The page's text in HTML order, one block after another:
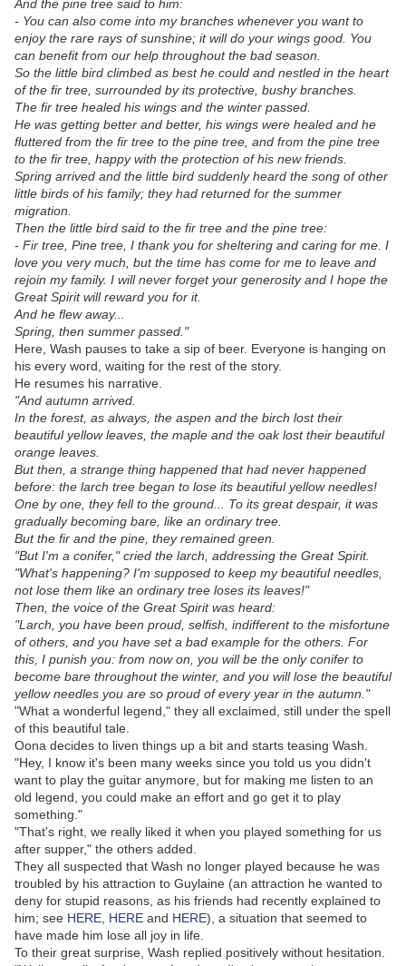
And the pine tree said to him:
- You can also come into my branches whenever you want to
enjoy the rare rays of sunshine; it will do your wings good. You
can benefit from our help throughout the bad season.
So the little bird climbed as best he could and nestled in the heart
of the fir tree, surrounded by its protective, bushy branches.
The fir tree healed his wings and the winter passed.
He was getting better and better, his wings were healed and he
fluttered from the fir tree to the pine tree, and from the pine tree
to the fir tree, happy with the protection of his new friends.
Spring arrived and the little bird suddenly heard the song of other
little birds of his family; they had returned for the summer
migration.
Then the little bird said to the fir tree and the pine tree:
- Fir tree, Pine tree, I thank you for sheltering and caring for me. I
love you very much, but the time has come for me to leave and
rejoin my family. I will never forget your generosity and I hope the
Great Spirit will reward you for it.
And he flew away...
Spring, then summer passed."
Here, Wash pauses to take a sip of beer. Everyone is hanging on
his every word, waiting for the rest of the story.
He resumes his narrative.
"And autumn arrived.
In the forest, as always, the aspen and the birch lost their
beautiful yellow leaves, the maple and the oak lost their beautiful
orange leaves.
But then, a strange thing happened that had never happened
before: the larch tree began to lose its beautiful yellow needles!
One by one, they fell to the ground... To its great despair, it was
gradually becoming bare, like an ordinary tree.
But the fir and the pine, they remained green.
"But I'm a conifer," cried the larch, addressing the Great Spirit.
"What's happening? I'm supposed to keep my beautiful needles,
not lose them like an ordinary tree loses its leaves!"
Then, the voice of the Great Spirit was heard:
"Larch, you have been proud, selfish, indifferent to the misfortune
of others, and you have set a bad example for the others. For
this, I punish you: from now on, you will be the only conifer to
become bare throughout the winter, and you will lose the beautiful
yellow needles you are so proud of every year in the autumn."
"What a wonderful legend," they all exclaimed, still under the spell
of this beautiful tale.
Oona decides to liven things up a bit and starts teasing Wash.
"Hey, I know it's been many weeks since you told us you didn't
want to play the guitar anymore, but for making me listen to an
old legend, you could make an effort and go get it to play
something."
"That's right, we really liked it when you played something for us
after supper," the others added.
They all suspected that Wash no longer played because he was
troubled by his attraction to Guylaine (an attraction he wanted to
deny for stupid reasons, as his friends had recently explained to
him; see HERE HERE and HERE), a situation that seemed to
have made him lose all joy in life.
To their great surprise, Wash replied positively without hesitation.